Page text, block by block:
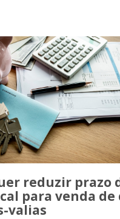
reduzir prazo
para venda de
valias